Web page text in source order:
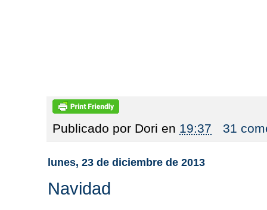
Publicado por Dori en 19:37 31
lunes, 23 de diciembre de 2013
Navidad